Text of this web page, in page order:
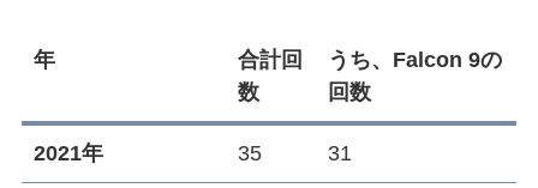
年
合計回
数
うち、Falcon 9の
回数
2021年 35 31